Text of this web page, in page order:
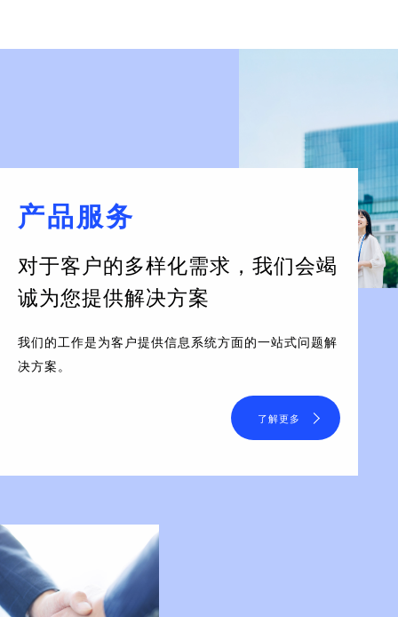
产品服务
对于客户的多样化需求， 我们会竭
诚为您提供解决方案
我们的工作是为客户提供信息系统方面的一站式问题解
决方案。
了解更多